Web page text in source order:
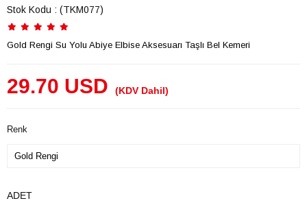
Stok Kodu (TKM077)
Gold Rengi Su Yolu Abiye Elbise Aksesuarı Taşlı Bel Kemeri
29.70 USD (KDV Dahil)
Renk
ADET